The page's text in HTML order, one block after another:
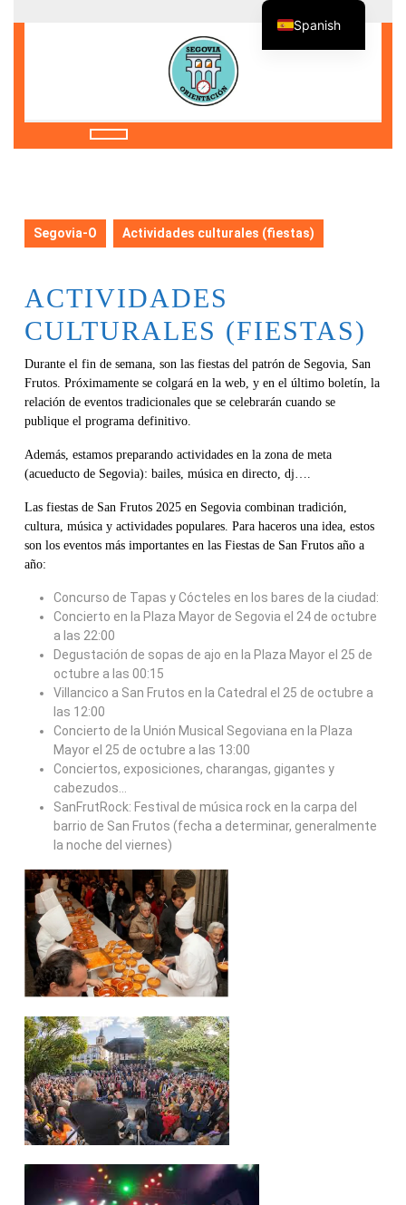
al
de
Segovia-O Actividades culturales (fiestas)
ACTIVIDADES
CULTURALES (FIESTAS)
Durante el fin de semana, son las fiestas del patrón de Segovia, San
Frutos. Próximamente se colgará en la web, y en el último boletín, la
relación de eventos tradicionales que se celebrarán cuando se
publique el programa definitivo.
Además, estamos preparando actividades en la zona de meta
(acueducto de Segovia): bailes, música en directo, dj….
Las fiestas de San Frutos 2025 en Segovia combinan tradición,
cultura, música y actividades populares. Para haceros una idea, estos
son los eventos más importantes en las Fiestas de San Frutos año a
año:
Concurso de Tapas y Cócteles en los bares de la ciudad:
Concierto en la Plaza Mayor de Segovia el 24 de octubre
a las 22:00
Degustación de sopas de ajo en la Plaza Mayor el 25 de
octubre a las 00:15
Villancico a San Frutos en la Catedral el 25 de octubre a
las 12:00
⁠Concierto de la Unión Musical Segoviana en la Plaza
Mayor el 25 de octubre a las 13:00
Conciertos, exposiciones, charangas, gigantes y
cabezudos…
⁠SanFrutRock: Festival de música rock en la carpa del
barrio de San Frutos (fecha a determinar, generalmente
la noche del viernes)
Spanish